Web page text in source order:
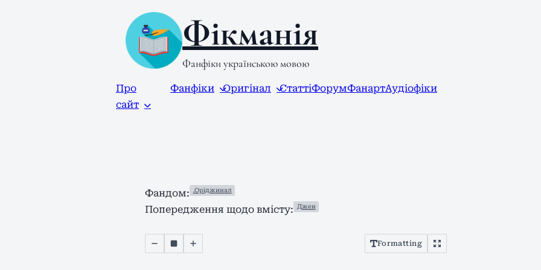
Фікманія
Фанфіки українською мовою
Про
сайт
Фанфіки Оригінал СтаттіФорумФанартАудіофіки
Фандом: .Оріджинал
Попередження щодо вмісту: Джен
Formatting